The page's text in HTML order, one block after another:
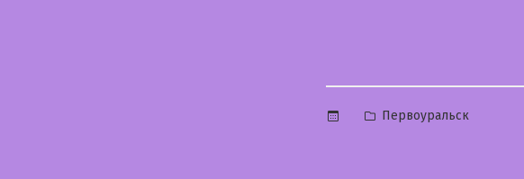
Опубликовано
Первоуральск